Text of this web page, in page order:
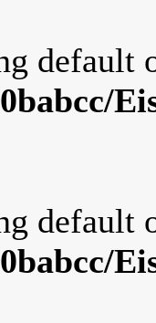
default
default